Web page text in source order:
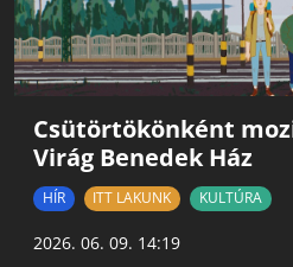
Csütörtökönként
Virág Benedek Ház
HÍR ITT LAKUNK KULTÚRA
2026. 06. 09. 14:19